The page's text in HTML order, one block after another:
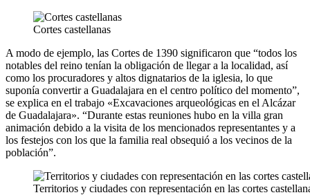
Cortes castellanas
A modo de ejemplo, las Cortes de 1390 significaron que “todos los
notables del reino tenían la obligación de llegar a la localidad, así
como los procuradores y altos dignatarios de la iglesia, lo que
suponía convertir a Guadalajara en el centro político del momento”,
se explica en el trabajo «Excavaciones arqueológicas en el Alcázar
de Guadalajara». “Durante estas reuniones hubo en la villa gran
animación debido a la visita de los mencionados representantes y a
los festejos con los que la familia real obsequió a los vecinos de la
población”.
Territorios y ciudades con representación en las cortes